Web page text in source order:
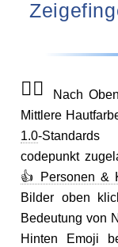
👆🏽
Nach
Mittlere
1.0-
codepunkt
👍 Personen &
Bilder oben
Bedeutung von
Hinten Emoji